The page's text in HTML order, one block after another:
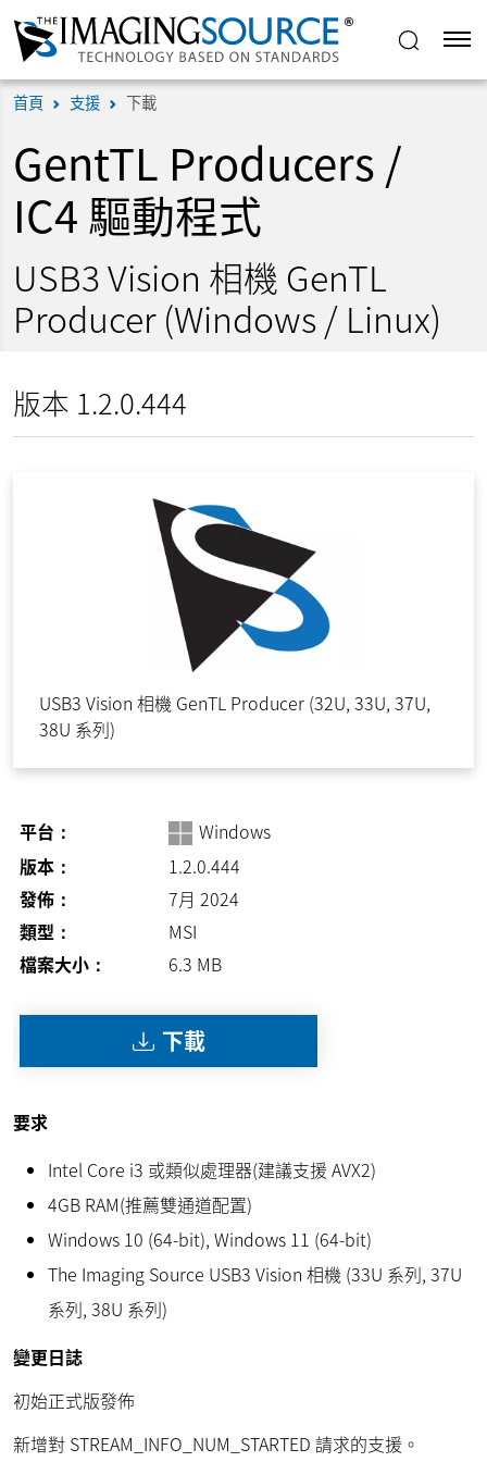
首頁 支援 下載
GentTL Producers /
IC4 驅動程式
USB3 Vision 相機 GenTL
Producer (Windows / Linux)
版本 1.2.0.444
USB3 Vision 相機 GenTL Producer (32U, 33U, 37U,
38U 系列)
平台：
Windows
版本：
1.2.0.444
發佈：
7月 2024
類型：
MSI
檔案大小：
6.3 MB
下載
要求
Intel Core i3 或類似處理器(建議支援 AVX2)
4GB RAM(推薦雙通道配置)
Windows 10 (64-bit), Windows 11 (64-bit)
The Imaging Source USB3 Vision 相機 (33U 系列, 37U
系列, 38U 系列)
變更日誌
初始正式版發佈
新增對 STREAM_INFO_NUM_STARTED 請求的支援。